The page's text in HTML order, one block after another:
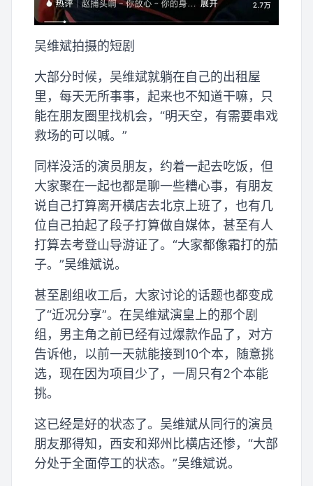
吴维斌拍摄的短剧
大部分时候，吴维斌就躺在自己的出租屋
里，每天无所事事，起来也不知道干嘛，只
能在朋友圈里找机会，“明天空，有需要串戏
救场的可以喊。”
同样没活的演员朋友，约着一起去吃饭，但
大家聚在一起也都是聊一些糟心事，有朋友
说自己打算离开横店去北京上班了，也有几
位自己拍起了段子打算做自媒体，甚至有人
打算去考登山导游证了。“大家都像霜打的茄
子。”吴维斌说。
甚至剧组收工后，大家讨论的话题也都变成
了“近况分享”。在吴维斌演皇上的那个剧
组，男主角之前已经有过爆款作品了，对方
告诉他，以前一天就能接到10个本，随意挑
选，现在因为项目少了，一周只有2个本能
挑。
这已经是好的状态了。吴维斌从同行的演员
朋友那得知，西安和郑州比横店还惨，“大部
分处于全面停工的状态。”吴维斌说。